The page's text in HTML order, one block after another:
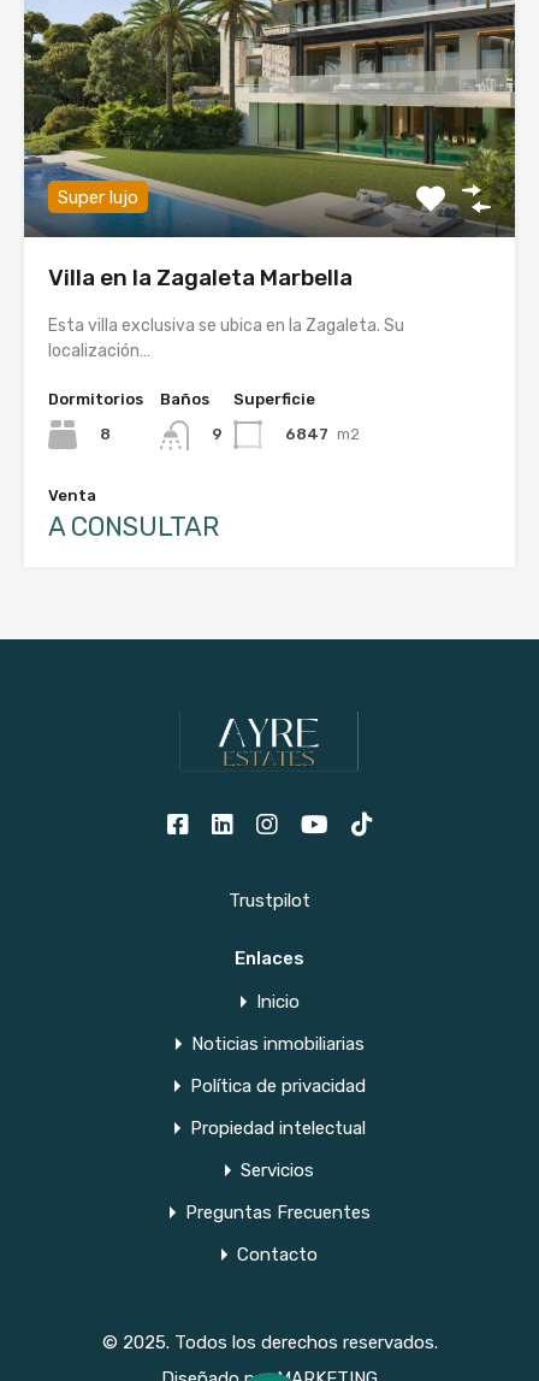
Super lujo
Villa en la Zagaleta Marbella
Esta villa exclusiva se ubica en la Zagaleta. Su
localización…
Dormitorios
8
Baños
9
Superficie
6847 m2
Venta
A CONSULTAR
Trustpilot
Enlaces
Inicio
Noticias inmobiliarias
Política de privacidad
Propiedad intelectual
Servicios
Preguntas Frecuentes
Contacto
© 2025. Todos los derechos reservados.